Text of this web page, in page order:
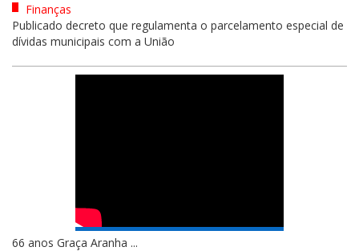
Finanças
Publicado decreto que regulamenta o parcelamento especial de
dívidas municipais com a União
66 anos Graça Aranha ...